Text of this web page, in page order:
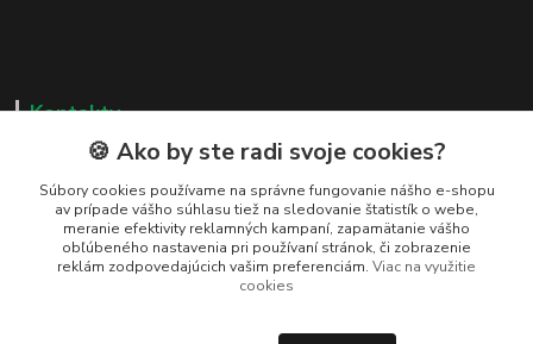
Kontakty
Zákaznická podpora
+421 919 037 687
Po – Pi 8:00 – 17:00
vcelarstvotrizuliak@centrum.sk
🍪 Ako by ste radi svoje cookies?
Súbory cookies používame na správne fungovanie nášho e-shopu
av prípade vášho súhlasu tiež na sledovanie štatistík o webe,
meranie efektivity reklamných kampaní, zapamätanie vášho
obľúbeného nastavenia pri používaní stránok, či zobrazenie
reklám zodpovedajúcich vašim preferenciám. Viac na využitie
cookies